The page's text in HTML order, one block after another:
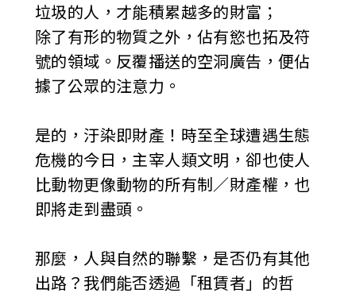
垃圾的人，才能積累越多的財富；
除了有形的物質之外，佔有慾也拓及符
號的領域。反覆播送的空洞廣告，便佔
據了公眾的注意力。
是的，汙染即財產！時至全球遭遇生態
危機的今日，主宰人類文明，卻也使人
比動物更像動物的所有制／財產權，也
即將走到盡頭。
那麼，人與自然的聯繫，是否仍有其他
出路？我們能否透過「租賃者」的哲